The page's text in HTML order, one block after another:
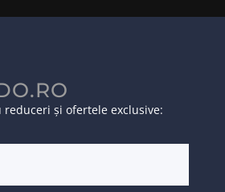
reduceri și ofertele exclusive: